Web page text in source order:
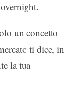
un concetto
ti dice, in
la tua